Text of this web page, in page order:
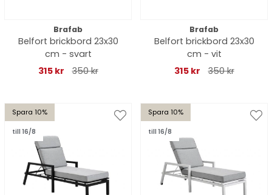
Brafab
Belfort brickbord 23x30
cm - svart
315 kr
350 kr
Brafab
Belfort brickbord 23x30
cm - vit
315 kr
350 kr
Spara 10%
till 16/8
Spara 10%
till 16/8